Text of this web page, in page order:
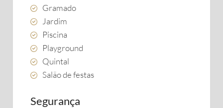
Gramado
Jardim
Piscina
Playground
Quintal
Salão de festas
Segurança